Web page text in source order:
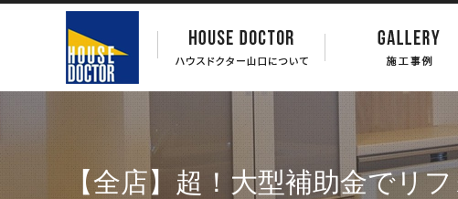
【全店】超！大型補助金でリ